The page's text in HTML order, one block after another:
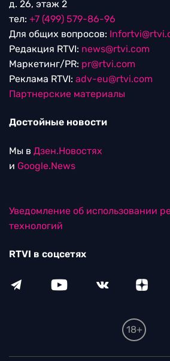
д. 26, этаж 2
тел: +7 (499) 579-86-96
Для общих вопросов:
Редакция RTVI: news@rtvi.com
Маркетинг/PR: pr@rtvi.com
Реклама RTVI: adv-eu@rtvi.com
Партнерские материалы
Достойные новости
Мы в Дзен.Новостях
и Google.News
Уведомление об использовании
технологий
RTVI в соцсетях
18+